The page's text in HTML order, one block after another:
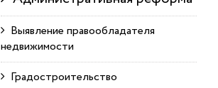
Выявление правообладателя
недвижимости
Градостроительство